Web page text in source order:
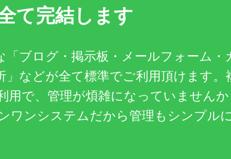
て完結します
「ブログ・掲示板・メールフォーム・
」などが全て標準でご利用頂けます。
用で、管理が煩雑になっていませんか
ワンシステムだから管理もシンプル